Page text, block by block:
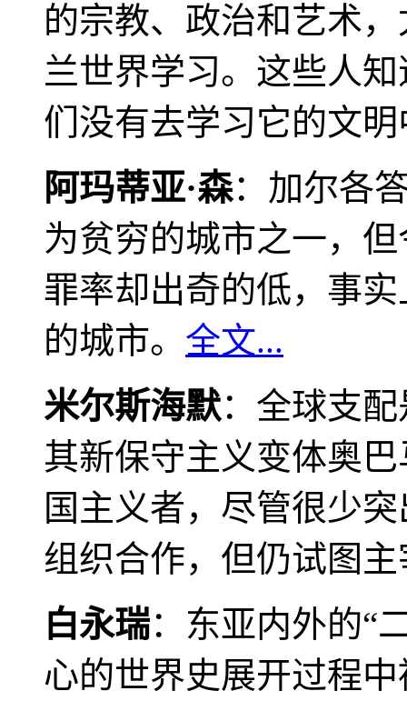
的宗教、政治和艺术
兰世界学习。这些人
们没有去学习它的文
阿玛蒂亚·森：加尔各
为贫穷的城市之一，
罪率却出奇的低，事
的城市。 全文...
米尔斯海默：全球支
其新保守主义变体奥
国主义者，尽管很少
组织合作，但仍试图
白永瑞：东亚内外的“
心的世界史展开过程